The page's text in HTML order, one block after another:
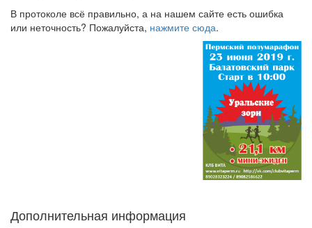
В протоколе всё правильно, а на нашем сайте есть ошибка
или неточность? Пожалуйста, нажмите сюда.
Дополнительная информация